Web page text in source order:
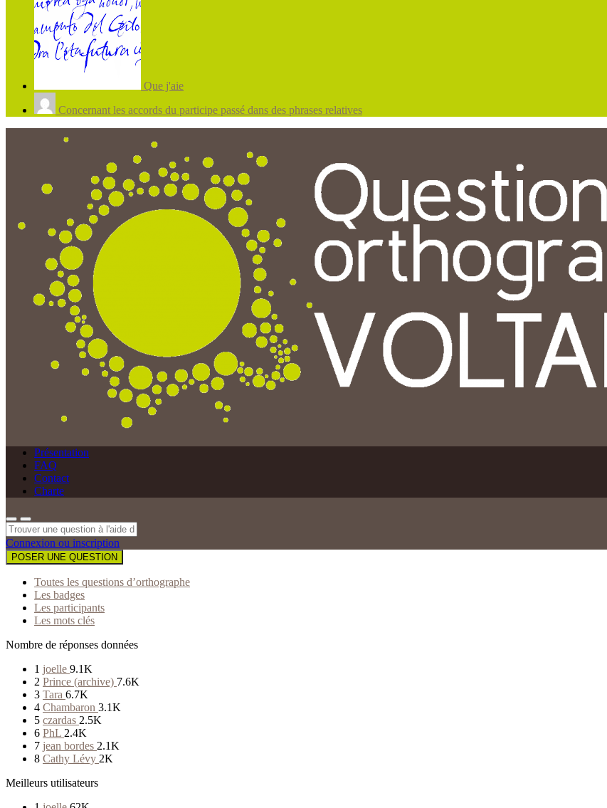
Que j'aie
Concernant les accords du participe passé dans des phrases relatives
Présentation
FAQ
Contact
Charte
Connexion ou inscription
POSER UNE QUESTION
Toutes les questions d’orthographe
Les badges
Les participants
Les mots clés
Nombre de réponses données
1 joelle 9.1K
2 Prince (archive) 7.6K
3 Tara 6.7K
4 Chambaron 3.1K
5 czardas 2.5K
6 PhL 2.4K
7 jean bordes 2.1K
8 Cathy Lévy 2K
Meilleurs utilisateurs